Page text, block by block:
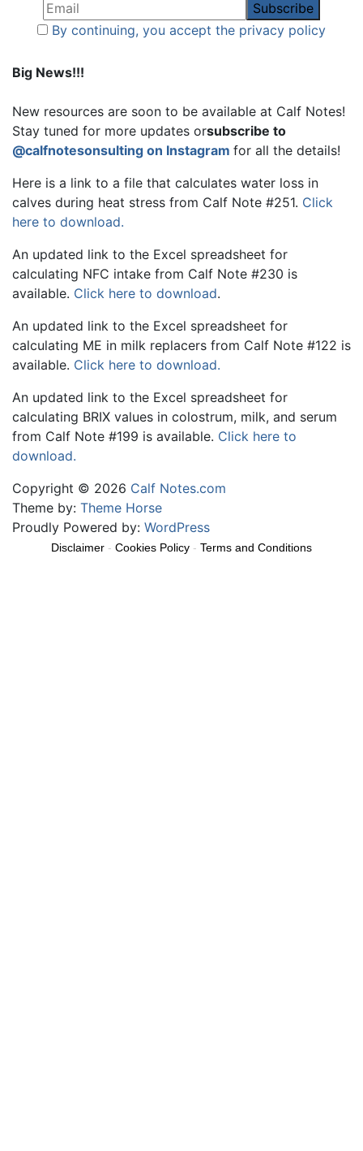
By continuing, you accept the privacy policy
Big News!!!
New resources are soon to be available at Calf Notes!
Stay tuned for more updates orsubscribe to
@calfnotesonsulting on Instagram for all the details!
Here is a link to a file that calculates water loss in
calves during heat stress from Calf Note #251. Click
here to download.
An updated link to the Excel spreadsheet for
calculating NFC intake from Calf Note #230 is
available. Click here to download.
An updated link to the Excel spreadsheet for
calculating ME in milk replacers from Calf Note #122 is
available. Click here to download.
An updated link to the Excel spreadsheet for
calculating BRIX values in colostrum, milk, and serum
from Calf Note #199 is available. Click here to
download.
Copyright © 2026 Calf Notes.com
Theme by: Theme Horse
Proudly Powered by: WordPress
Disclaimer - Cookies Policy - Terms and Conditions